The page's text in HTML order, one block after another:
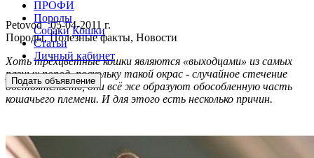
ПРОФИ
Породы
Собаки Кошки
Статьи
Личный кабинет
Подать объявление
Petovod05-04-2011 г.
Породы, Полезные факты, Новости
Хоть трёхцветные кошки являются «выходцами» из самых
разных пород, поскольку такой окрас - случайное стечение
обстоятельств, они всё же образуют обособленную часть
кошачьего племени. И для этого есть несколько причин.